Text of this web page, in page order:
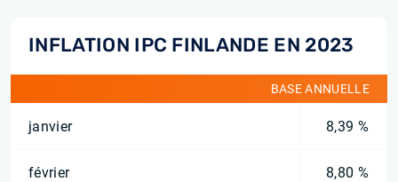
INFLATION IPC FINLANDE EN 2023
BASE ANNUELLE
janvier 8,39 %
février 8,80 %